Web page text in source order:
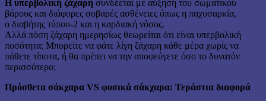
Η υπερβολική ζάχαρη συνδέεται με αύξηση του σωματικού
βάρους και διάφορες σοβαρές ασθένειες όπως η παχυσαρκία,
ο διαβήτης τύπου-2 και η καρδιακή νόσος.
Αλλά πόση ζάχαρη ημερησίως θεωρείται ότι είναι υπερβολική
ποσότητα; Μπορείτε να φάτε λίγη ζάχαρη κάθε μέρα χωρίς να
πάθετε τίποτα, ή θα πρέπει να την αποφεύγετε όσο το δυνατόν
περισσότερο;
Πρόσθετα σάκχαρα VS φυσικά σάκχαρα: Τεράστια διαφορά